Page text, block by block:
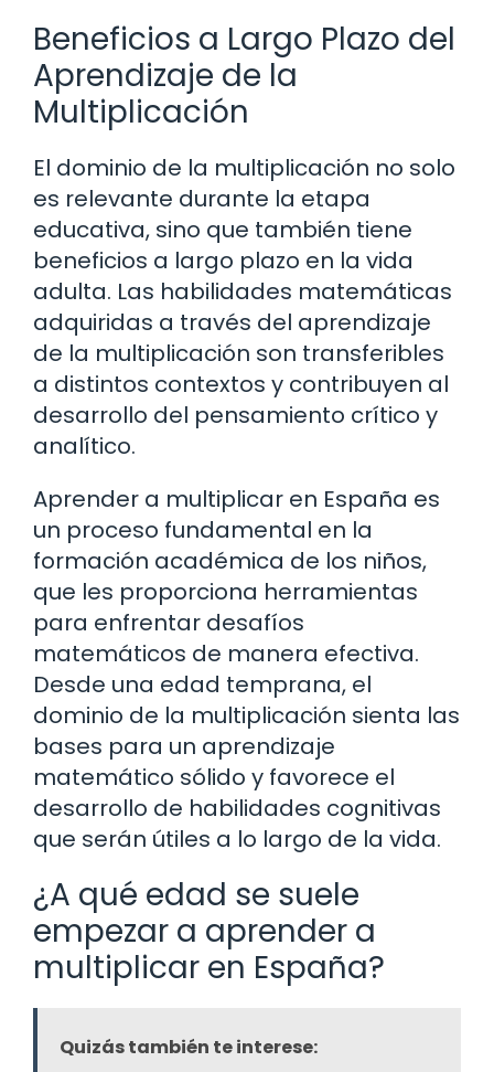
Beneficios a Largo Plazo del
Aprendizaje de la
Multiplicación
El dominio de la multiplicación no solo
es relevante durante la etapa
educativa, sino que también tiene
beneficios a largo plazo en la vida
adulta. Las habilidades matemáticas
adquiridas a través del aprendizaje
de la multiplicación son transferibles
a distintos contextos y contribuyen al
desarrollo del pensamiento crítico y
analítico.
Aprender a multiplicar en España es
un proceso fundamental en la
formación académica de los niños,
que les proporciona herramientas
para enfrentar desafíos
matemáticos de manera efectiva.
Desde una edad temprana, el
dominio de la multiplicación sienta las
bases para un aprendizaje
matemático sólido y favorece el
desarrollo de habilidades cognitivas
que serán útiles a lo largo de la vida.
¿A qué edad se suele
empezar a aprender a
multiplicar en España?
Quizás también te interese: